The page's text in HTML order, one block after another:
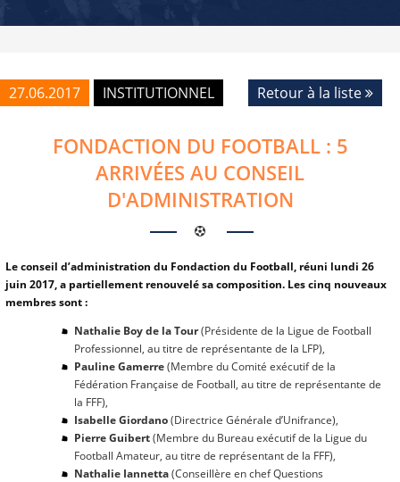
27.06.2017 INSTITUTIONNEL Retour à la liste
FONDACTION DU FOOTBALL : 5
ARRIVÉES AU CONSEIL
D'ADMINISTRATION
Le conseil d’administration du Fondaction du Football, réuni lundi 26
juin 2017, a partiellement renouvelé sa composition. Les cinq nouveaux
membres sont :
Nathalie Boy de la Tour(Présidente de la Ligue de Football
Professionnel, au titre de représentante de la LFP),
Pauline Gamerre(Membre du Comité exécutif de la
Fédération Française de Football, au titre de représentante de
la FFF),
Isabelle Giordano(Directrice Générale d’Unifrance),
Pierre Guibert(Membre du Bureau exécutif de la Ligue du
Football Amateur, au titre de représentant de la FFF),
Nathalie Iannetta(Conseillère en chef Questions